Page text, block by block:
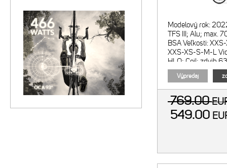
Modelový rok:
TFS III; Alu; max.
BSA Veľkosti:
XXS-XS-S-M-L
HLO; Coil; zdvih
Počet prevodov: 3
Výpredaj
769.00
549.00